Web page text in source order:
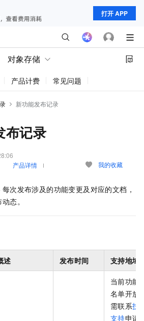
打开 APP
对象存储
产品计费 常见问题
新功能发布记录
布记录
产品详情 我的收藏
每次发布涉及的功能变更及对应的文档，
态。
述 发布时间 支持地域
当前功能
名单开放
需联系技
支持申请